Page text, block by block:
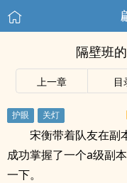
隔壁班
上一章 目
宋衡带着队友在副
成功掌握了一个a级副
一下。